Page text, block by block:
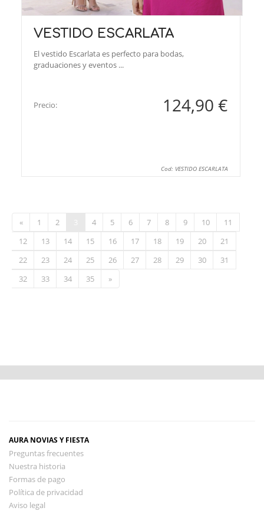
VESTIDO ESCARLATA
El vestido Escarlata es perfecto para bodas,
graduaciones y eventos ...
Precio: 124,90 €
Cod: VESTIDO ESCARLATA
« 1 2 4 5 6 7 8 9 10
11
12
13 14 15 16 17 18 19 20
21
22
23 24 25 26 27 28 29 30
31
32
33 34 35 »
AURA NOVIAS Y FIESTA
Preguntas frecuentes
Nuestra historia
Formas de pago
Política de privacidad
Aviso legal